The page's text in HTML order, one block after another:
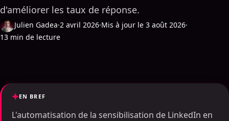
d'améliorer les taux de réponse.
Julien Gadea·2 avril 2026·Mis à jour le 3 août 2026·
13 min de lecture
EN BREF
L'automatisation de la sensibilisation de LinkedIn en